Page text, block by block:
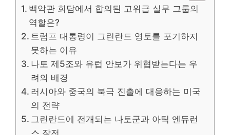
백악관 회담에서 합의된 고위급 실무 그룹의
역할은?
트럼프 대통령이 그린란드 영토를 포기하지
못하는 이유
나토 제5조와 유럽 안보가 위협받는다는 우
려의 배경
러시아와 중국의 북극 진출에 대응하는 미국
의 전략
그린란드에 전개되는 나토군과 아틱 엔듀런
스 작전